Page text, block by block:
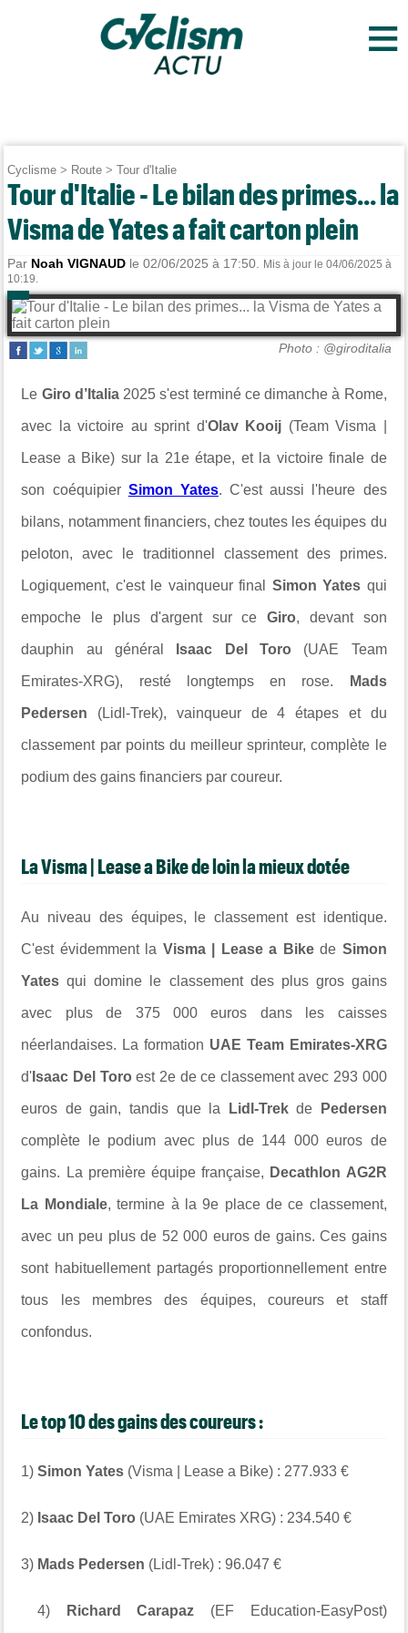
≡
Cyclisme > Route >Tour d'Italie
Tour d'Italie - Le bilan des primes... la
Visma de Yates a fait carton plein
Par Noah VIGNAUD le 02/06/2025 à 17:50.
Mis à jour le 04/06/2025 à
10:19.
Photo : @giroditalia
Le Giro d’Italia2025 s'est terminé ce dimanche à Rome,
avec la victoire au sprint d'Olav Kooij (Team Visma |
Lease a Bike) sur la 21e étape, et la victoire finale de
son coéquipier Simon Yates. C'est aussi l'heure des
bilans, notamment financiers, chez toutes les équipes du
peloton, avec le traditionnel classement des primes.
Logiquement, c'est le vainqueur final Simon Yates qui
empoche le plus d'argent sur ceGiro, devant son
dauphin au général Isaac Del Toro (UAE Team
Emirates-XRG), resté longtemps en rose. Mads
Pedersen (Lidl-Trek), vainqueur de 4 étapes et du
classement par points du meilleur sprinteur, complète le
podium des gains financiers par coureur.
La Visma | Lease a Bike de loin la mieux dotée
Au niveau des équipes, le classement est identique.
C'est évidemment la Visma | Lease a Bikede Simon
Yates qui domine le classement des plus gros gains
avec plus de 375 000 euros dans les caisses
néerlandaises. La formation UAE Team Emirates-XRG
d' Isaac Del Toro est 2e de ce classement avec 293 000
euros de gain, tandis que la Lidl-Trekde Pedersen
complète le podium avec plus de 144 000 euros de
gains. La première équipe française, Decathlon AG2R
La Mondiale, termine à la 9e place de ce classement,
avec un peu plus de 52 000 euros de gains. Ces gains
sont habituellement partagés proportionnellement entre
tous les membres des équipes, coureurs et staff
confondus.
Le top 10 des gains des coureurs :
1)Simon Yates (Visma | Lease a Bike) : 277.933 €
2) Isaac Del Toro (UAE Emirates XRG) : 234.540 €
3) Mads Pedersen (Lidl-Trek) : 96.047 €
4) Richard Carapaz (EF Education-EasyPost)